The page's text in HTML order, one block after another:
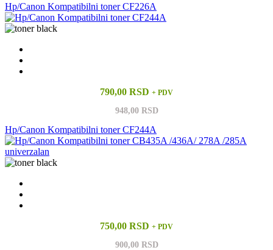
Hp/Canon Kompatibilni toner CF226A
790,00 RSD + PDV
948,00 RSD
Hp/Canon Kompatibilni toner CF244A
750,00 RSD + PDV
900,00 RSD